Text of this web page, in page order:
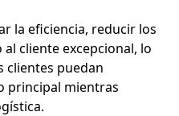
la eficiencia, reducir los
cliente excepcional, lo
clientes puedan
principal mientras